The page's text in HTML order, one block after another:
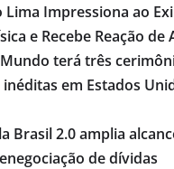
Lima Impressiona ao
e Recebe Reação de
terá três
em Estados
Brasil 2.0 amplia
de dívidas